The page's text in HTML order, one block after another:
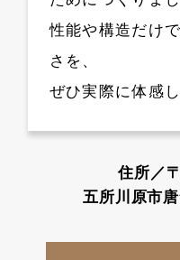
性能や構造だけ
さを、
ぜひ実際に体感
住所／
五所川原市